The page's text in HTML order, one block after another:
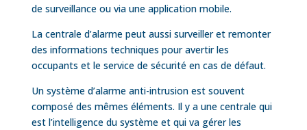
de surveillance ou via une application mobile.
La centrale d’alarme peut aussi surveiller et remonter
des informations techniques pour avertir les
occupants et le service de sécurité en cas de défaut.
Un système d’alarme anti-intrusion est souvent
composé des mêmes éléments. Il y a une centrale qui
est l’intelligence du système et qui va gérer les